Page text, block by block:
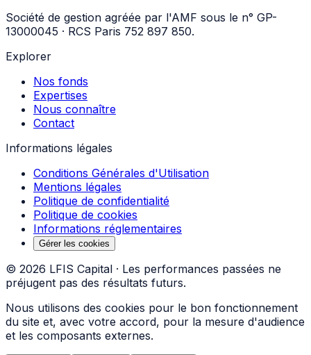
Société de gestion agréée par l'AMF sous le n° GP-
13000045 · RCS Paris 752 897 850.
Explorer
Nos fonds
Expertises
Nous connaître
Contact
Informations légales
Conditions Générales d'Utilisation
Mentions légales
Politique de confidentialité
Politique de cookies
Informations réglementaires
Gérer les cookies
© 2026 LFIS Capital · Les performances passées ne
préjugent pas des résultats futurs.
Nous utilisons des cookies pour le bon fonctionnement
du site et, avec votre accord, pour la mesure d'audience
et les composants externes.